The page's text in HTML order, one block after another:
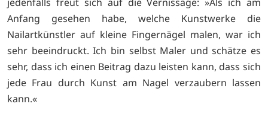
Anfang gesehen habe, welche Kunstwerke die
Nailartkünstler auf kleine Fingernägel malen, war ich
sehr beeindruckt. Ich bin selbst Maler und schätze es
sehr, dass ich einen Beitrag dazu leisten kann, dass sich
jede Frau durch Kunst am Nagel verzaubern lassen
kann.«